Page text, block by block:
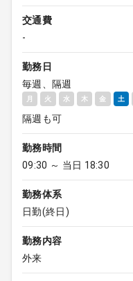
交通費
-
勤務日
毎週、隔週
月 火 水 木 金 土
隔週も可
勤務時間
09:30 ～ 当日 18:30
勤務体系
日勤(終日)
勤務内容
外来